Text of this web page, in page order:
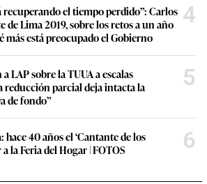
recuperando el tiempo perdido”: Carlos
de Lima 2019, sobre los retos a un año
más está preocupado el Gobierno
4
LAP sobre la TUUA a escalas
reducción parcial deja intacta la
de fondo”
5
40 años el ‘Cantante de los
la Feria del Hogar | FOTOS
6